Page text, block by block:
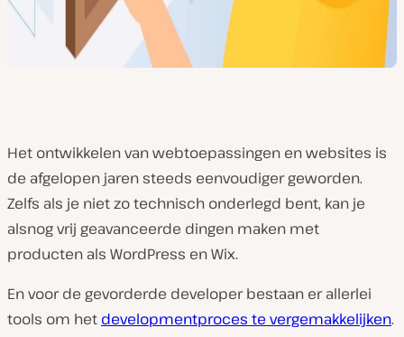
Het ontwikkelen van webtoepassingen en websites is
de afgelopen jaren steeds eenvoudiger geworden.
Zelfs als je niet zo technisch onderlegd bent, kan je
alsnog vrij geavanceerde dingen maken met
producten als WordPress en Wix.
En voor de gevorderde developer bestaan er allerlei
tools om het developmentproces te vergemakkelijken.